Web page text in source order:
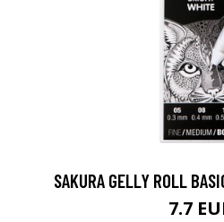
SAKURA GELLY ROLL
7.7